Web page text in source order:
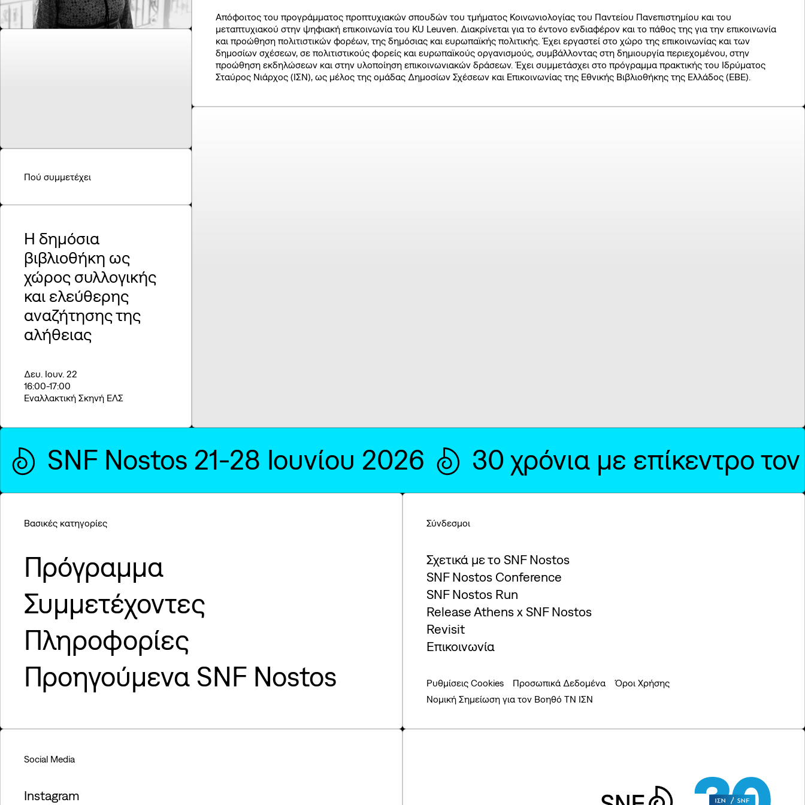
Συχνές ερωτήσεις
Προηγούμενα SNF Nostos
©2026, Stavros S. Niarchos Foundation
for Charity
Απόφοιτος του προγράμματος προπτυχιακών σπουδών του τμήματος Κοινωνιολογίας του Παντείου Πανεπιστημίου και του
μεταπτυχιακού στην ψηφιακή επικοινωνία του KU Leuven. Διακρίνεται για το έντονο ενδιαφέρον και το πάθος της για την επικοινωνία
και προώθηση πολιτιστικών φορέων, της δημόσιας και ευρωπαϊκής πολιτικής. Έχει εργαστεί στο χώρο της επικοινωνίας και των
δημοσίων σχέσεων, σε πολιτιστικούς φορείς και ευρωπαϊκούς οργανισμούς, συμβάλλοντας στη δημιουργία περιεχομένου, στην
προώθηση εκδηλώσεων και στην υλοποίηση επικοινωνιακών δράσεων. Έχει συμμετάσχει στο πρόγραμμα πρακτικής του Ιδρύματος
Σταύρος Νιάρχος (ΙΣΝ), ως μέλος της ομάδας Δημοσίων Σχέσεων και Επικοινωνίας της Εθνικής Βιβλιοθήκης της Ελλάδος (ΕΒΕ).
Πού συμμετέχει
Η δημόσια
βιβλιοθήκη ως
χώρος συλλογικής
και ελεύθερης
αναζήτησης της
αλήθειας
Δευ. Ιουν. 22
16:00-17:00
Εναλλακτική Σκηνή ΕΛΣ
SNF Nostos 21-28 Ιουνίου 2026 30 χρόνια με επίκεντρο
Βασικές κατηγορίες
Πρόγραμμα
Συμμετέχοντες
Πληροφορίες
Προηγούμενα SNF Nostos
Σύνδεσμοι
Σχετικά με το SNF Nostos
SNF Nostos Conference
SNF Nostos Run
Release Athens x SNF Nostos
Revisit
Επικοινωνία
Ρυθμίσεις Cookies Προσωπικά Δεδομένα
Όροι Χρήσης
Νομική Σημείωση για τον Βοηθό ΤΝ ΙΣΝ
Social Media
Instagram